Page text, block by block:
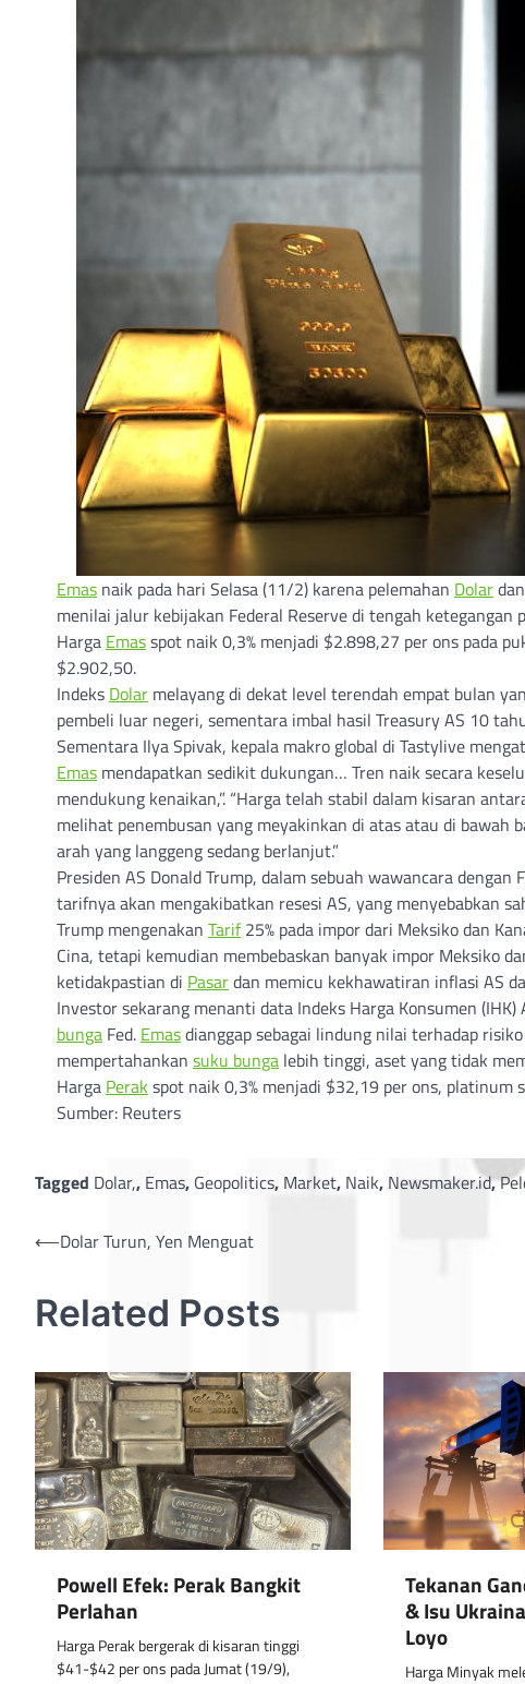
Emas naik pada hari Selasa (11/2) karena pelemahan Dolar
menilai jalur kebijakan Federal Reserve di tengah
Harga Emasspot naik 0,3% menjadi $2.898,27 per ons pada
$2.902,50.
Indeks Dolar melayang di dekat level terendah empat bulan
pembeli luar negeri, sementara imbal hasil Treasury AS 10
Sementara Ilya Spivak, kepala makro global di Tastylive
Emas mendapatkan sedikit dukungan… Tren naik secara
mendukung kenaikan,”. “Harga telah stabil dalam kisaran
melihat penembusan yang meyakinkan di atas atau di
arah yang langgeng sedang berlanjut.”
Presiden AS Donald Trump, dalam sebuah wawancara
tarifnya akan mengakibatkan resesi AS, yang menyebabkan
Trump mengenakan Tarif25% pada impor dari Meksiko dan
Cina, tetapi kemudian membebaskan banyak impor Meksiko
ketidakpastian di Pasardan memicu kekhawatiran inflasi AS
Investor sekarang menanti data Indeks Harga Konsumen
bunga Fed. Emasdianggap sebagai lindung nilai terhadap
mempertahankan suku bunga lebih tinggi, aset yang tidak
Harga Perak spot naik 0,3% menjadi $32,19 per ons,
Sumber: Reuters
Tagged Dolar,, Emas, Geopolitics, Market, Naik, Newsmaker.id,
Post
⟵Dolar Turun, Yen Menguat
Related Posts
Powell Efek: Perak Bangkit
Perlahan
Harga Perak bergerak di kisaran tinggi
$41-$42 per ons pada Jumat (19/9),
Tekanan
& Isu
Loyo
Harga Minyak